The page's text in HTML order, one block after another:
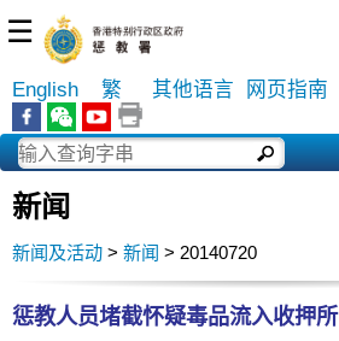
☰
English 繁 其他语言 网页指南
新闻
新闻及活动 > 新闻 > 20140720
惩教人员堵截怀疑毒品流入收押所